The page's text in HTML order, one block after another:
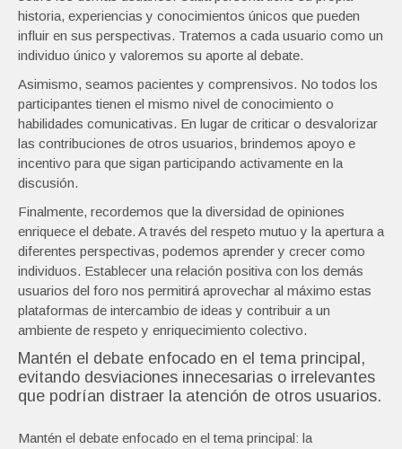
historia, experiencias y conocimientos únicos que pueden
influir en sus perspectivas. Tratemos a cada usuario como un
individuo único y valoremos su aporte al debate.
Asimismo, seamos pacientes y comprensivos. No todos los
participantes tienen el mismo nivel de conocimiento o
habilidades comunicativas. En lugar de criticar o desvalorizar
las contribuciones de otros usuarios, brindemos apoyo e
incentivo para que sigan participando activamente en la
discusión.
Finalmente, recordemos que la diversidad de opiniones
enriquece el debate. A través del respeto mutuo y la apertura a
diferentes perspectivas, podemos aprender y crecer como
individuos. Establecer una relación positiva con los demás
usuarios del foro nos permitirá aprovechar al máximo estas
plataformas de intercambio de ideas y contribuir a un
ambiente de respeto y enriquecimiento colectivo.
Mantén el debate enfocado en el tema principal,
evitando desviaciones innecesarias o irrelevantes
que podrían distraer la atención de otros usuarios.
Mantén el debate enfocado en el tema principal: la